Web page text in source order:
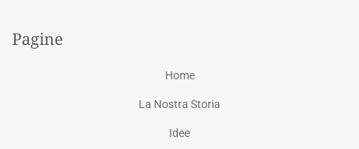
Pagine
Home
La Nostra Storia
Idee